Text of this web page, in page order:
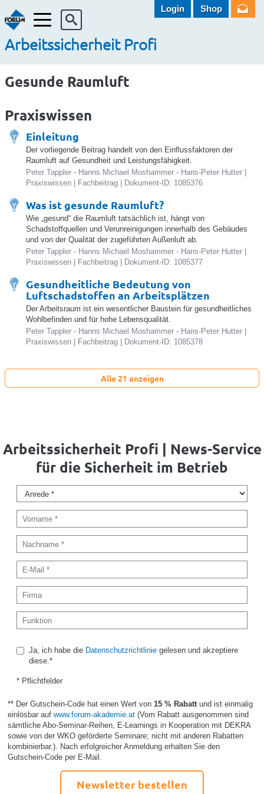
Menü
Arbeitssicherheit Profi
Login Shop
Gesunde Raumluft
Praxiswissen
Einleitung
Der vorliegende Beitrag handelt von den Einflussfaktoren der
Raumluft auf Gesundheit und Leistungsfähigkeit.
Peter Tappler - Hanns Michael Moshammer - Hans-Peter Hutter |
Praxiswissen | Fachbeitrag | Dokument-ID: 1085376
Was ist gesunde Raumluft?
Wie „gesund“ die Raumluft tatsächlich ist, hängt von
Schadstoffquellen und Verunreinigungen innerhalb des Gebäudes
und von der Qualität der zugeführten Außenluft ab.
Peter Tappler - Hanns Michael Moshammer - Hans-Peter Hutter |
Praxiswissen | Fachbeitrag | Dokument-ID: 1085377
Gesundheitliche Bedeutung von
Luftschadstoffen an Arbeitsplätzen
Der Arbeitsraum ist ein wesentlicher Baustein für gesundheitliches
Wohlbefinden und für hohe Lebensqualität.
Peter Tappler - Hanns Michael Moshammer - Hans-Peter Hutter |
Praxiswissen | Fachbeitrag | Dokument-ID: 1085378
Alle 21 anzeigen
Arbeitssicherheit Profi | News-Service
für die Sicherheit im Betrieb
Ja, ich habe die Datenschutzrichtliniegelesen und akzeptiere
diese.*
* Pflichtfelder
** Der Gutschein-Code hat einen Wert von 15 % Rabatt und ist einmalig
einlösbar auf www.forum-akademie.at(Vom Rabatt ausgenommen sind
sämtliche Abo-Seminar-Reihen, E-Learnings in Kooperation mit DEKRA
sowie von der WKO geförderte Seminare; nicht mit anderen Rabatten
kombinierbar.). Nach erfolgreicher Anmeldung erhalten Sie den
Gutschein-Code per E-Mail.
Newsletter bestellen